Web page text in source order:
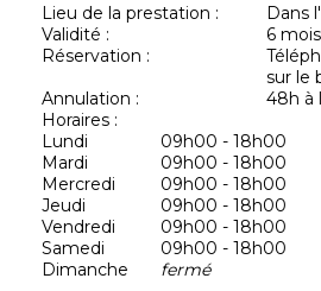
Lieu de la prestation :
Dans
Validité :
6 mois
Réservation :
sur le
Annulation :
48h à
Horaires :
Lundi
09h00 - 18h00
Mardi
09h00 - 18h00
Mercredi
09h00 - 18h00
Jeudi
09h00 - 18h00
Vendredi
09h00 - 18h00
Samedi
09h00 - 18h00
Dimanche
fermé